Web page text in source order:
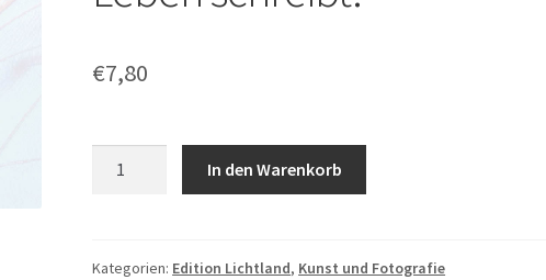
€7,80
Degenhart:
In den Warenkorb
Kategorien: Edition Lichtland, Kunst und Fotografie